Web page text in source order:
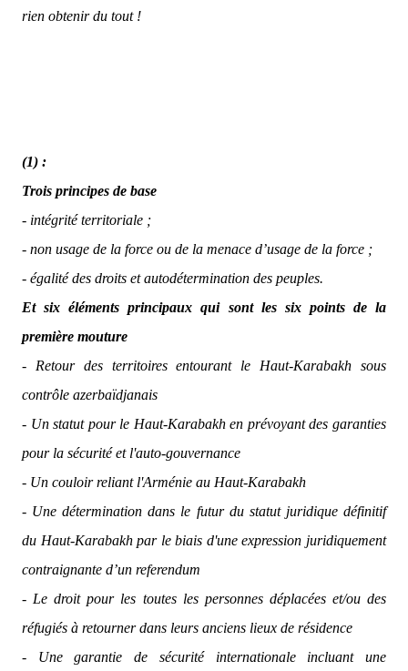
rien obtenir du tout !
(1) :
Trois principes de base
- intégrité territoriale ;
- non usage de la force ou de la menace d’usage de la force ;
- égalité des droits et autodétermination des peuples.
Et six éléments principaux qui sont les six points de la
première mouture
- Retour des territoires entourant le Haut-Karabakh sous
contrôle azerbaïdjanais
- Un statut pour le Haut-Karabakh en prévoyant des garanties
pour la sécurité et l'auto-gouvernance
- Un couloir reliant l'Arménie au Haut-Karabakh
- Une détermination dans le futur du statut juridique définitif
du Haut-Karabakh par le biais d'une expression juridiquement
contraignante d’un referendum
- Le droit pour les toutes les personnes déplacées et/ou des
réfugiés à retourner dans leurs anciens lieux de résidence
- Une garantie de sécurité internationale incluant une